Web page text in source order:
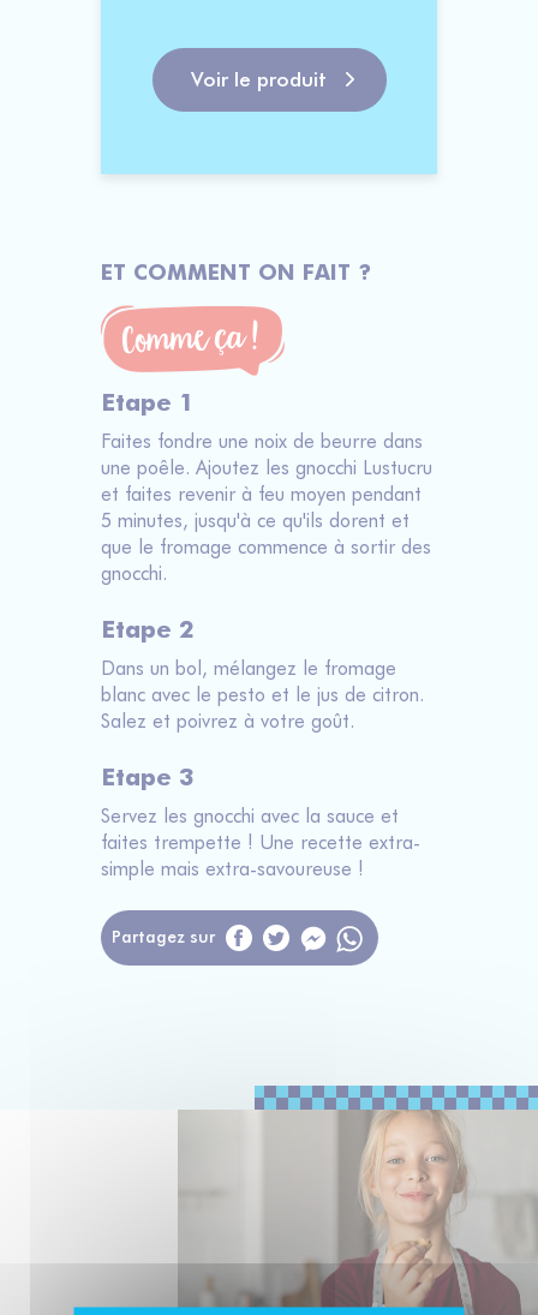
Voir le produit
ET COMMENT ON FAIT ?
Etape 1
Faites fondre une noix de beurre dans
une poêle. Ajoutez les gnocchi Lustucru
et faites revenir à feu moyen pendant
5 minutes, jusqu'à ce qu'ils dorent et
que le fromage commence à sortir des
gnocchi.
Etape 2
Dans un bol, mélangez le fromage
blanc avec le pesto et le jus de citron.
Salez et poivrez à votre goût.
Etape 3
Servez les gnocchi avec la sauce et
faites trempette ! Une recette extra-
simple mais extra-savoureuse !
Partagez sur